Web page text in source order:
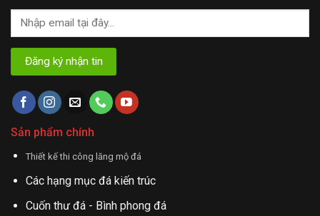
Sản phẩm chính
Thiết kế thi công lăng mộ đá
Các hạng mục đá kiến trúc
Cuốn thư đá - Bình phong đá